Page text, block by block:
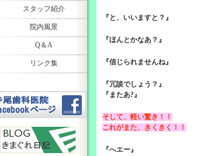
『と、いいますと？』
『ほんとかなあ？』
『信じられませんね』
『冗談でしょう？』
『またあ?』
そして、軽い驚き！！
これがまた、きくきく！！
『へエー』
スタッフ紹介
院内風景
Q＆A
リンク集